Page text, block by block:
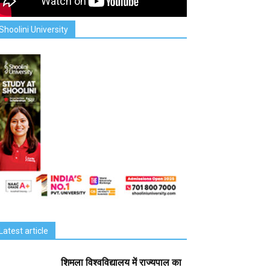
University
article
शिमला विश्वविद्यालय में राज्यपाल का